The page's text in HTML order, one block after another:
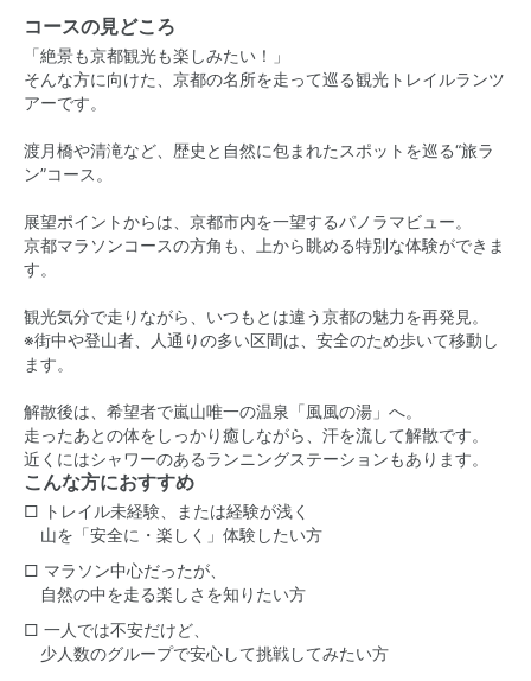
コースの見どころ
「絶景も京都観光も楽しみたい！」
そんな方に向けた、京都の名所を走って巡る観光トレイルランツ
アーです。
渡月橋や清滝など、歴史と自然に包まれたスポットを巡る“旅ラ
ン”コース。
展望ポイントからは、京都市内を一望するパノラマビュー。
京都マラソンコースの方角も、上から眺める特別な体験ができま
す。
観光気分で走りながら、いつもとは違う京都の魅力を再発見。
※街中や登山者、人通りの多い区間は、安全のため歩いて移動し
ます。
解散後は、希望者で嵐山唯一の温泉「風風の湯」へ。
走ったあとの体をしっかり癒しながら、汗を流して解散です。
近くにはシャワーのあるランニングステーションもあります。
こんな方におすすめ
□ トレイル未経験、または経験が浅く
山を「安全に・楽しく」体験したい方
□ マラソン中心だったが、
自然の中を走る楽しさを知りたい方
□ 一人では不安だけど、
少人数のグループで安心して挑戦してみたい方